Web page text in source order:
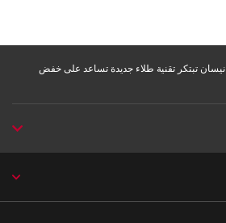
نيسان تبتكر تقنية طلاء جديدة تساعد على خفض